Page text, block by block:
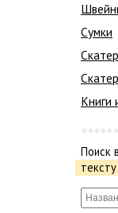
Сумки
Книги
Поиск
тексту